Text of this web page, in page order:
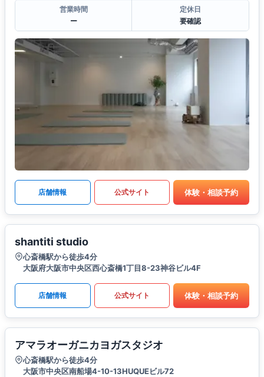
営業時間
ー
定休日
要確認
店舗情報 公式サイト 体験・相談予約
shantiti studio
心斎橋駅から徒歩4分
大阪府大阪市中央区西心斎橋1丁目8-23神谷ビル4F
店舗情報 公式サイト 体験・相談予約
アマラオーガニカヨガスタジオ
心斎橋駅から徒歩4分
大阪市中央区南船場4-10-13HUQUEビル72